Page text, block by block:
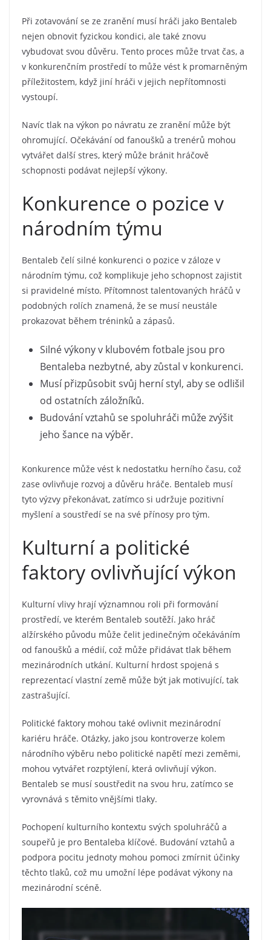
Při zotavování se ze zranění musí hráči jako Bentaleb
nejen obnovit fyzickou kondici, ale také znovu
vybudovat svou důvěru. Tento proces může trvat čas, a
v konkurenčním prostředí to může vést k promarněným
příležitostem, když jiní hráči v jejich nepřítomnosti
vystoupí.
Navíc tlak na výkon po návratu ze zranění může být
ohromující. Očekávání od fanoušků a trenérů mohou
vytvářet další stres, který může bránit hráčově
schopnosti podávat nejlepší výkony.
Konkurence o pozice v
národním týmu
Bentaleb čelí silné konkurenci o pozice v záloze v
národním týmu, což komplikuje jeho schopnost zajistit
si pravidelné místo. Přítomnost talentovaných hráčů v
podobných rolích znamená, že se musí neustále
prokazovat během tréninků a zápasů.
Silné výkony v klubovém fotbale jsou pro
Bentaleba nezbytné, aby zůstal v konkurenci.
Musí přizpůsobit svůj herní styl, aby se odlišil
od ostatních záložníků.
Budování vztahů se spoluhráči může zvýšit
jeho šance na výběr.
Konkurence může vést k nedostatku herního času, což
zase ovlivňuje rozvoj a důvěru hráče. Bentaleb musí
tyto výzvy překonávat, zatímco si udržuje pozitivní
myšlení a soustředí se na své přínosy pro tým.
Kulturní a politické
faktory ovlivňující výkon
Kulturní vlivy hrají významnou roli při formování
prostředí, ve kterém Bentaleb soutěží. Jako hráč
alžírského původu může čelit jedinečným očekáváním
od fanoušků a médií, což může přidávat tlak během
mezinárodních utkání. Kulturní hrdost spojená s
reprezentací vlastní země může být jak motivující, tak
zastrašující.
Politické faktory mohou také ovlivnit mezinárodní
kariéru hráče. Otázky, jako jsou kontroverze kolem
národního výběru nebo politické napětí mezi zeměmi,
mohou vytvářet rozptýlení, která ovlivňují výkon.
Bentaleb se musí soustředit na svou hru, zatímco se
vyrovnává s těmito vnějšími tlaky.
Pochopení kulturního kontextu svých spoluhráčů a
soupeřů je pro Bentaleba klíčové. Budování vztahů a
podpora pocitu jednoty mohou pomoci zmírnit účinky
těchto tlaků, což mu umožní lépe podávat výkony na
mezinárodní scéně.